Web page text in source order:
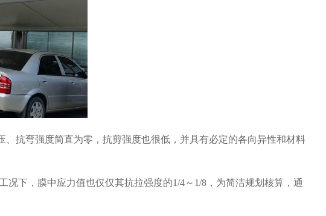
抗弯强度简直为零，抗剪强度也很低，并具有必定的各向异性和材料
下，膜中应力值也仅仅其抗拉强度的1/4～1/8，为简洁规划核算，通